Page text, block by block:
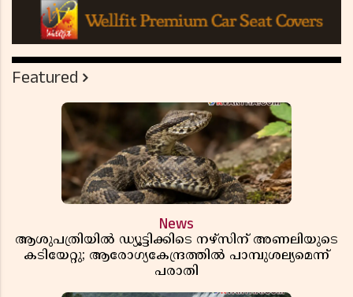
Featured
News
ആശുപത്രിയിൽ ഡ്യൂട്ടിക്കിടെ നഴ്സിന് അണലിയുടെ
കടിയേറ്റു; ആരോഗ്യകേന്ദ്രത്തിൽ പാമ്പുശല്യമെന്ന്
പരാതി